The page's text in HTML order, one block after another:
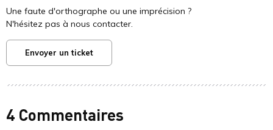
Une faute d'orthographe ou une imprécision ?
N'hésitez pas à nous contacter.
Envoyer un ticket
4 Commentaires